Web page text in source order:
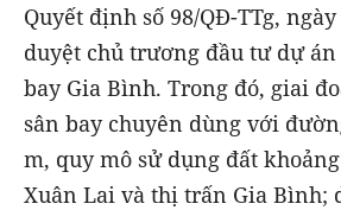
Quyết định số 98/QĐ-TTg,
duyệt chủ trương đầu tư dự án
bay Gia Bình. Trong đó, giai
sân bay chuyên dùng với
m, quy mô sử dụng đất
Xuân Lai và thị trấn Gia Bình;